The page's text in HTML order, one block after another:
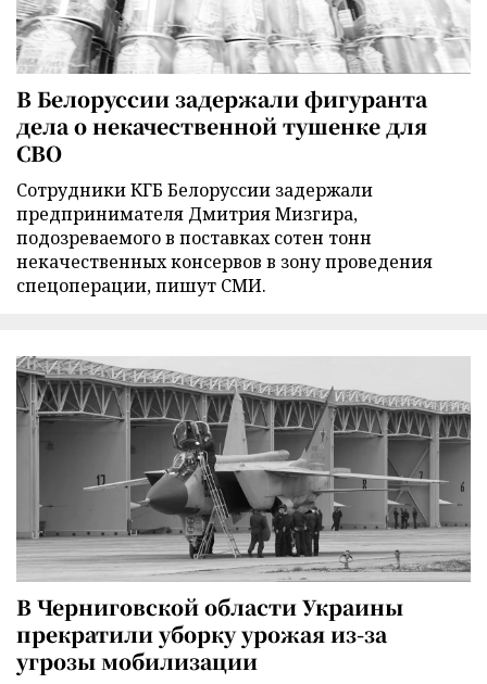
В Белоруссии задержали фигуранта
дела о некачественной тушенке для
СВО
Сотрудники КГБ Белоруссии задержали
предпринимателя Дмитрия Мизгира,
подозреваемого в поставках сотен тонн
некачественных консервов в зону проведения
спецоперации, пишут СМИ.
В Черниговской области Украины
прекратили уборку урожая из-за
угрозы мобилизации